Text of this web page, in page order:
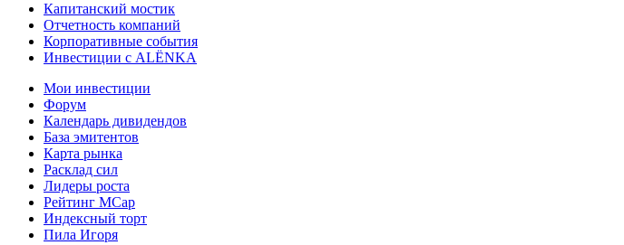
Капитанский мостик
Отчетность компаний
Корпоративные события
Инвестиции с ALЁNKA
Мои инвестиции
Форум
Календарь дивидендов
База эмитентов
Карта рынка
Расклад сил
Лидеры роста
Рейтинг MCap
Индексный торт
Пила Игоря